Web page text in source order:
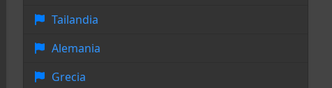
Tailandia
Alemania
Grecia